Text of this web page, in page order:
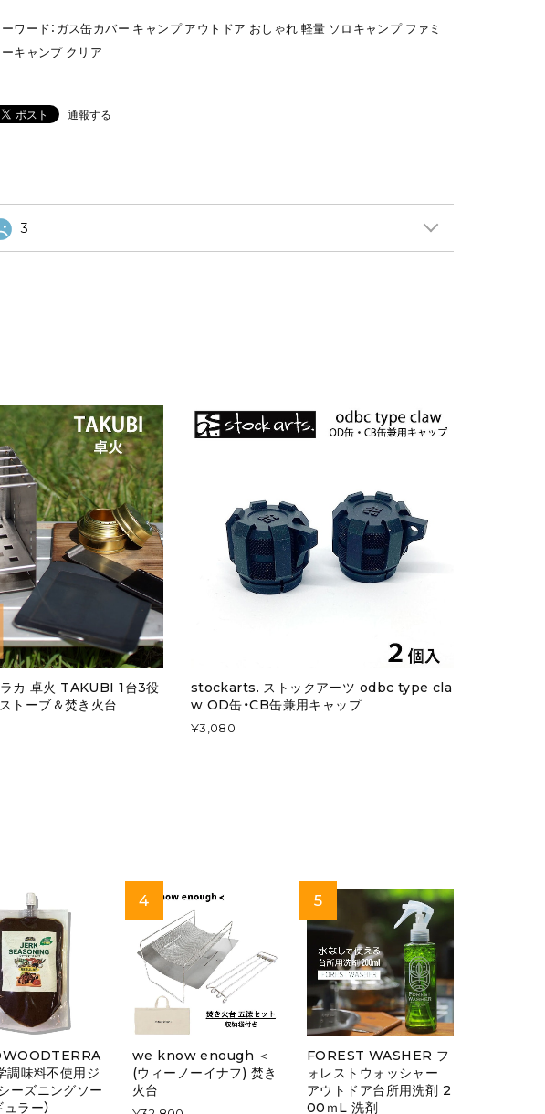
ワード：ガス缶カバー キャンプ アウトドア おしゃれ 軽量 ソロキャンプ ファミ
ーキャンプ クリア
通報する
3
カ 卓火 TAKUBI 1台3役
トーブ＆焚き火台
stockarts. ストックアーツ odbc type cla
w OD缶・CB缶兼用キャップ
¥3,080
調味料不使用ジ
ーズニングソー
ュラー）
we know enough ＜
(ウィーノーイナフ) 焚き
火台
FOREST WASHER フ
ォレストウォッシャー
アウトドア台所用洗剤 2
00ｍL 洗剤